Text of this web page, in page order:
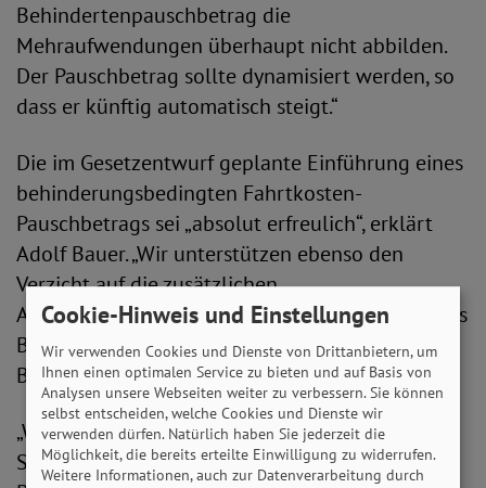
Behindertenpauschbetrag die
Mehraufwendungen überhaupt nicht abbilden.
Der Pauschbetrag sollte dynamisiert werden, so
dass er künftig automatisch steigt.“
Die im Gesetzentwurf geplante Einführung eines
behinderungsbedingten Fahrtkosten-
Pauschbetrags sei „absolut erfreulich“, erklärt
Adolf Bauer. „Wir unterstützen ebenso den
Verzicht auf die zusätzlichen
Anspruchsvoraussetzungen zur Gewährung eines
Behinderten-Pauschbetrags bei einem Grad der
Behinderung kleiner 50.“
„Wir können ebenso die geplanten
Steuervereinfachungen für Menschen mit
Cookie-Hinweis und Einstellungen
Wir verwenden Cookies und Dienste von Drittanbietern, um
Ihnen einen optimalen Service zu bieten und auf Basis von
Analysen unsere Webseiten weiter zu verbessern. Sie können
selbst entscheiden, welche Cookies und Dienste wir
verwenden dürfen. Natürlich haben Sie jederzeit die
Möglichkeit, die bereits erteilte Einwilligung zu widerrufen.
Weitere Informationen, auch zur Datenverarbeitung durch